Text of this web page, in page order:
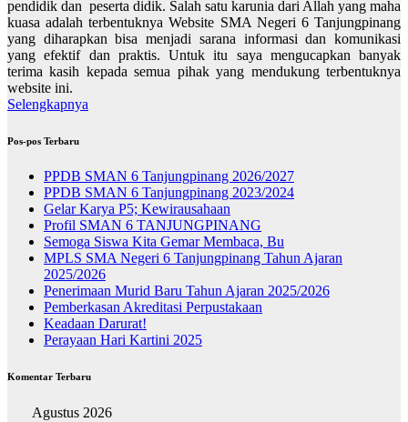
pendidik dan peserta didik. Salah satu karunia dari Allah yang maha
kuasa adalah terbentuknya Website SMA Negeri 6 Tanjungpinang
yang diharapkan bisa menjadi sarana informasi dan komunikasi
yang efektif dan praktis. Untuk itu saya mengucapkan banyak
terima kasih kepada semua pihak yang mendukung terbentuknya
website ini.
Selengkapnya
Pos-pos Terbaru
PPDB SMAN 6 Tanjungpinang 2026/2027
PPDB SMAN 6 Tanjungpinang 2023/2024
Gelar Karya P5; Kewirausahaan
Profil SMAN 6 TANJUNGPINANG
Semoga Siswa Kita Gemar Membaca, Bu
MPLS SMA Negeri 6 Tanjungpinang Tahun Ajaran
2025/2026
Penerimaan Murid Baru Tahun Ajaran 2025/2026
Pemberkasan Akreditasi Perpustakaan
Keadaan Darurat!
Perayaan Hari Kartini 2025
Komentar Terbaru
Agustus 2026